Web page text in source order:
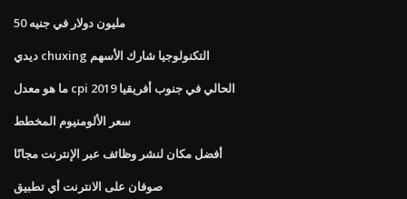
50 مليون دولار في جنيه
ديدي chuxing التكنولوجيا شارك الأسهم
ما هو معدل cpi الحالي في جنوب أفريقيا 2019
سعر الألومنيوم المخطط
أفضل مكان لنشر وظائف عبر الإنترنت مجانًا
صوفان على الانترنت أي تطبيق